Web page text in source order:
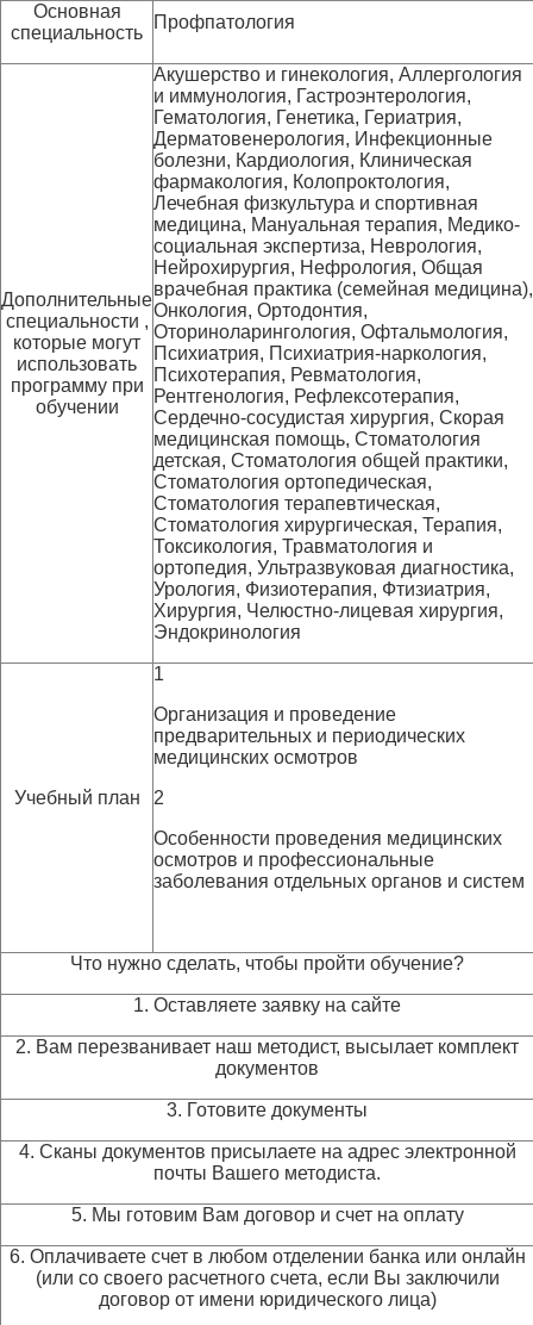
Основная
специальность
Профпатология
Дополнительные
специальности ,
которые могут
использовать
программу при
обучении
Акушерство и гинекология, Аллергология
и иммунология, Гастроэнтерология,
Гематология, Генетика, Гериатрия,
Дерматовенерология, Инфекционные
болезни, Кардиология, Клиническая
фармакология, Колопроктология,
Лечебная физкультура и спортивная
медицина, Мануальная терапия, Медико-
социальная экспертиза, Неврология,
Нейрохирургия, Нефрология, Общая
врачебная практика (семейная медицина),
Онкология, Ортодонтия,
Оториноларингология, Офтальмология,
Психиатрия, Психиатрия-наркология,
Психотерапия, Ревматология,
Рентгенология, Рефлексотерапия,
Сердечно-сосудистая хирургия, Скорая
медицинская помощь, Стоматология
детская, Стоматология общей практики,
Стоматология ортопедическая,
Стоматология терапевтическая,
Стоматология хирургическая, Терапия,
Токсикология, Травматология и
ортопедия, Ультразвуковая диагностика,
Урология, Физиотерапия, Фтизиатрия,
Хирургия, Челюстно-лицевая хирургия,
Эндокринология
Учебный план
1
Организация и проведение
предварительных и периодических
медицинских осмотров
2
Особенности проведения медицинских
осмотров и профессиональные
заболевания отдельных органов и систем
Что нужно сделать, чтобы пройти обучение?
1. Оставляете заявку на сайте
2. Вам перезванивает наш методист, высылает комплект
документов
3. Готовите документы
4. Сканы документов присылаете на адрес электронной
почты Вашего методиста.
5. Мы готовим Вам договор и счет на оплату
6. Оплачиваете счет в любом отделении банка или онлайн
(или со своего расчетного счета, если Вы заключили
договор от имени юридического лица)